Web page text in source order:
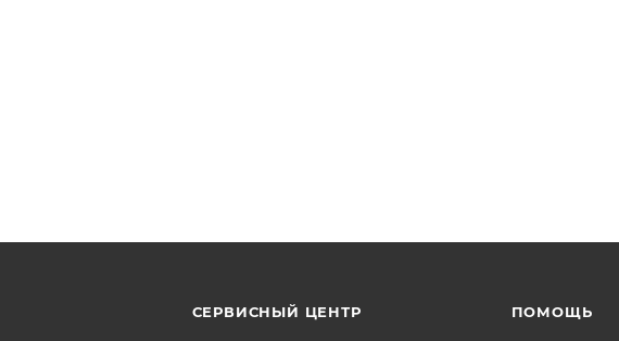
СЕРВИСНЫЙ ЦЕНТР
ПОМОЩЬ